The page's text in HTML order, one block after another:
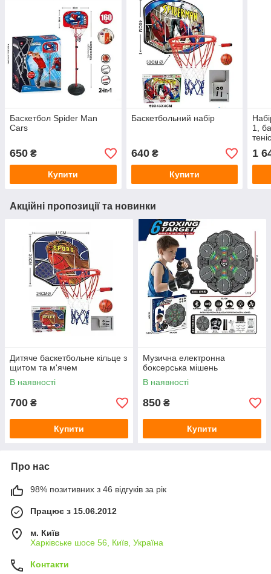
Баскетбол Spider Man
Cars
650 ₴
Купити
Баскетбольний набір
640₴
Купити
1,
1
Акційні пропозиції та новинки
Дитяче баскетбольне кільце з
щитом та м'ячем
В наявності
700 ₴
Купити
Музична електронна
боксерська мішень
В наявності
850 ₴
Купити
Про нас
98% позитивних з 46 відгуків за рік
Працює з 15.06.2012
м. Київ
Харківське шосе 56, Київ, Україна
Контакти